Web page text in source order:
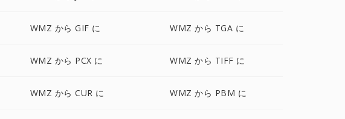
WMZ から GIF に WMZ から TGA に
WMZ から PCX に WMZ から TIFF に
WMZ から CUR に WMZ から PBM に